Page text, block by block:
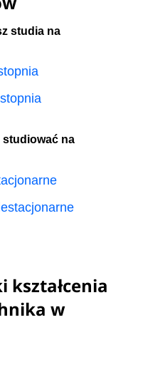
studia na
studiować na
kształcenia
w